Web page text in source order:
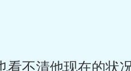
不清他现在的状